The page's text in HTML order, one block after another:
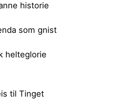
historie
som gnist
helteglorie
til Tinget